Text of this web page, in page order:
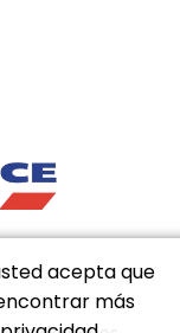
acepta que
más